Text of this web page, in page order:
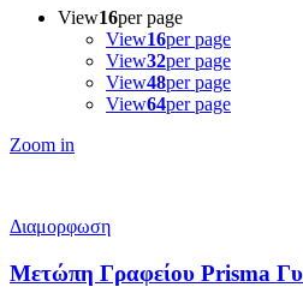
View16per page
View16per page
View32per page
View48per page
View64per page
Zoom in
Διαμορφωση
Μετώπη Γραφείου Prisma